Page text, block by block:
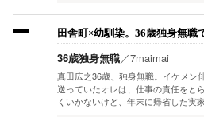
田舎町×幼馴染。36歳独身無職
36歳独身無職／7maimai
真田広之36歳、独身無職。イケメン
送っていたオレは、仕事の責任をと
くいかないけど、年末に帰省した実